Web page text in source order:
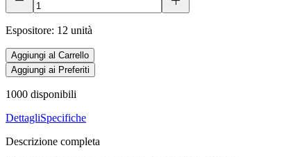
Espositore: 12 unità
Aggiungi al Carrello
Aggiungi ai Preferiti
1000 disponibili
DettagliSpecifiche
Descrizione completa